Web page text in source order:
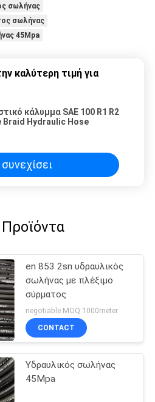
σωλήνας
σωλήνας
45Mpa
καλύτερη τιμή για
κάλυμμα SAE 100 R1 R2
Braid Hydraulic Hose
en 853 2sn υδραυλικός
σωλήνας με πλέξιμο
σύρματος
negotiable MOQ:1000meter
CONTACT
Υδραυλικός σωλήνας
45Mpa